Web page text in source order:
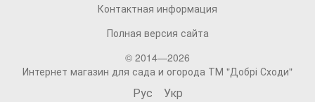
Контактная информация
Полная версия сайта
© 2014—2026
Интернет магазин для сада и огорода ТМ "Добрі Сходи"
Рус Укр